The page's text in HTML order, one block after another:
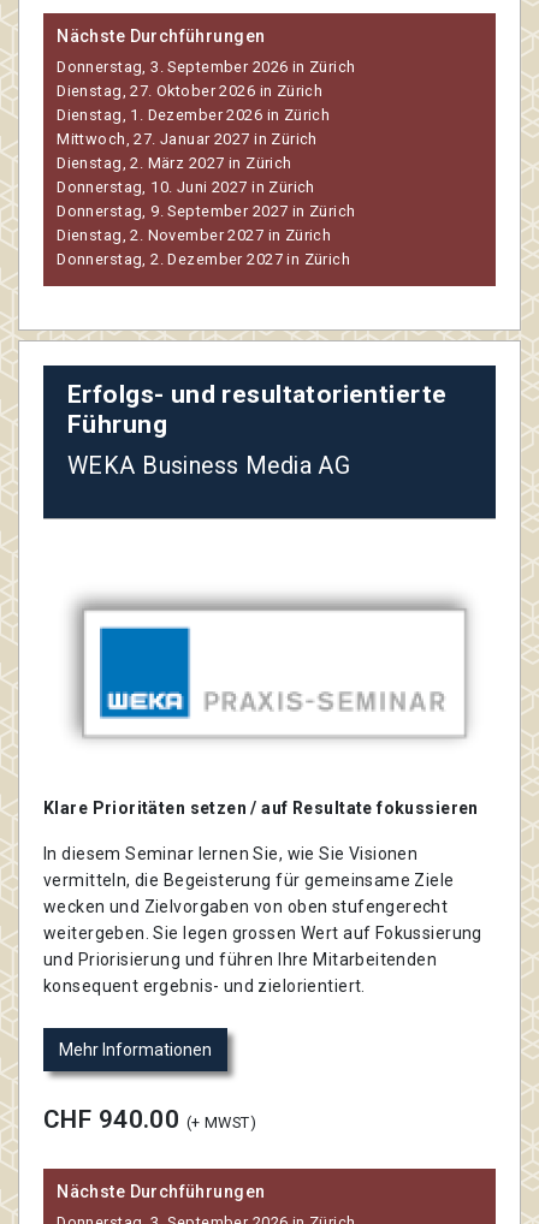
Nächste Durchführungen
Donnerstag, 3. September 2026 in Zürich
Dienstag, 27. Oktober 2026 in Zürich
Dienstag, 1. Dezember 2026 in Zürich
Mittwoch, 27. Januar 2027 in Zürich
Dienstag, 2. März 2027 in Zürich
Donnerstag, 10. Juni 2027 in Zürich
Donnerstag, 9. September 2027 in Zürich
Dienstag, 2. November 2027 in Zürich
Donnerstag, 2. Dezember 2027 in Zürich
Erfolgs- und resultatorientierte
Führung
WEKA Business Media AG
Klare Prioritäten setzen / auf Resultate fokussieren
In diesem Seminar lernen Sie, wie Sie Visionen
vermitteln, die Begeisterung für gemeinsame Ziele
wecken und Zielvorgaben von oben stufengerecht
weitergeben. Sie legen grossen Wert auf Fokussierung
und Priorisierung und führen Ihre Mitarbeitenden
konsequent ergebnis- und zielorientiert.
Mehr Informationen
CHF 940.00 (+ MWST)
Nächste Durchführungen